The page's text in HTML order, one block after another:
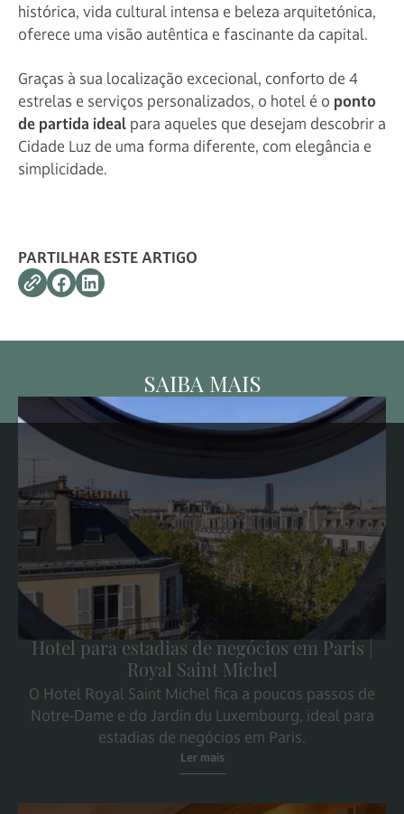
histórica, vida cultural intensa e beleza arquitetónica,
oferece uma visão autêntica e fascinante da capital.
Graças à sua localização excecional, conforto de 4
estrelas e serviços personalizados, o hotel é o ponto
de partida ideal para aqueles que desejam descobrir a
Cidade Luz de uma forma diferente, com elegância e
simplicidade.
PARTILHAR ESTE ARTIGO
SAIBA MAIS
Hotel para estadias de negócios em Paris |
Royal Saint Michel
O Hotel Royal Saint Michel fica a poucos passos de
Notre-Dame e do Jardin du Luxembourg, ideal para
estadias de negócios em Paris.
Ler mais